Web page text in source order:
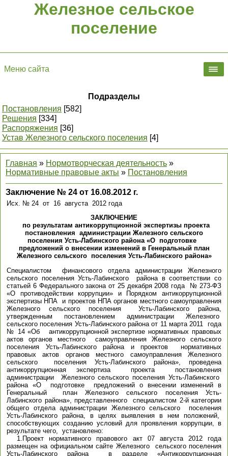
Железное сельское
поселение
Меню сайта
Подразделы
Постановления [582]
Решения [334]
Распоряжения [36]
Устав Железного сельского поселения [4]
Главная » Нормотворческая деятельность »
Нормативные правовые акты » Постановления
Заключение № 24 от 16.08.2012 г.
Исх. № 24 от 16 августа 2012 года
ЗАКЛЮЧЕНИЕ
по результатам антикоррупционной экспертизы проекта
постановления администрации Железного сельского
поселения Усть-Лабинского района «О подготовке
предложений о внесении изменений в Генеральный план
Железного сельского поселения Усть-Лабинского района»
Специалистом финансового отдела администрации Железного
сельского поселения Усть-Лабинского района в соответствии со
статьей 6 Федерального закона от 25 декабря 2008 года № 273-ФЗ
«О противодействии коррупции» и Порядком антикоррупционной
экспертизы НПА и проектов НПА органов местного самоуправления
Железного сельского поселения Усть-Лабинского района,
утвержденным постановлением администрации Железного
сельского поселения Усть-Лабинского района от 11 марта 2011 года
№ 14 «Об антикоррупционной экспертизе нормативных правовых
актов органов местного самоуправления Железного сельского
поселения Усть-Лабинского района и проектов нормативных
правовых актов органов местного самоуправления Железного
сельского поселения Усть-Лабинского района», проведена
антикоррупционная экспертиза проекта постановления
администрации Железного сельского поселения Усть-Лабинского
района «О подготовке предложений о внесении изменений в
Генеральный план Железного сельского поселения Усть-
Лабинского района», представленного специалистом 2-й категории
общего отдела администрации Железного сельского поселения
Усть-Лабинского района, в целях выявления в нем положений,
способствующих созданию условий для проявления коррупции, в
результате чего, установлено:
1.Проект нормативного правового акт 07 августа 2012 года
размещен на официальном сайте Железного сельского поселения
Усть-Лабинского района в разделе «Антикоррупционная